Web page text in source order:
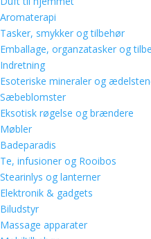
Aromaterapi
Tasker, smykker og tilbehør
Emballage, organzatasker og
Indretning
Esoteriske mineraler og
Sæbeblomster
Eksotisk røgelse og brændere
Møbler
Badeparadis
Te, infusioner og Rooibos
Stearinlys og lanterner
Elektronik & gadgets
Biludstyr
Massage apparater